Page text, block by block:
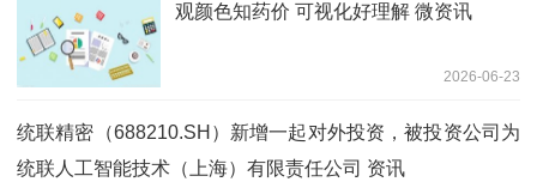
观颜色知药价 可视化好理解 微资讯
2026-06-23
统联精密（688210.SH）新增一起对外投资，被投资公司为
统联人工智能技术（上海）有限责任公司 资讯